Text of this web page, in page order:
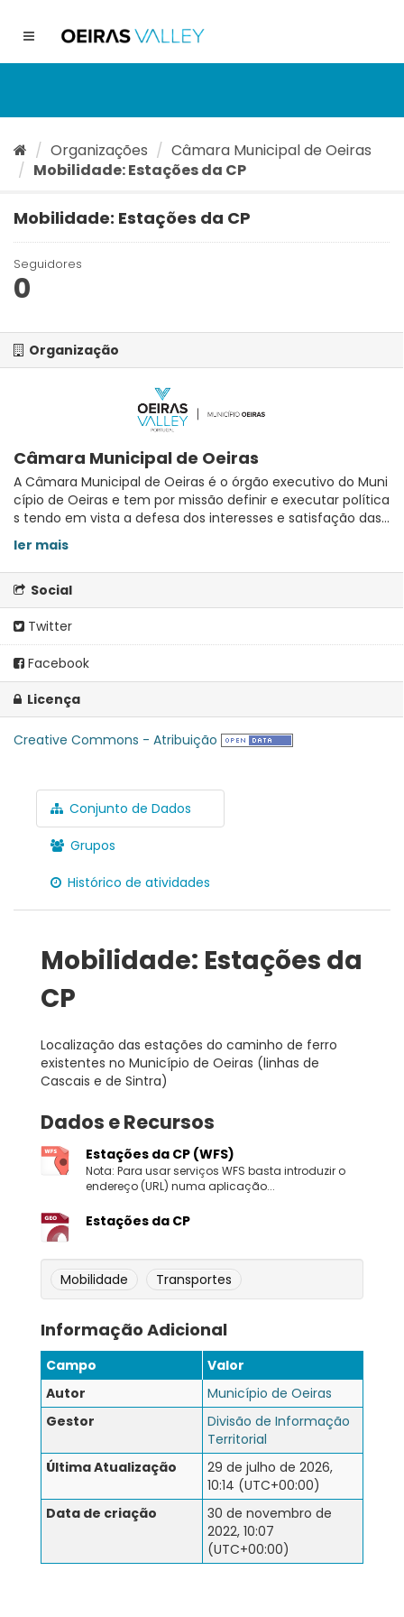
conteúdo
Toggle
Organizações
Câmara Municipal de Oeiras
Mobilidade: Estações da CP
Mobilidade: Estações da CP
Seguidores
0
Organização
Câmara Municipal de Oeiras
A Câmara Municipal de Oeiras é o órgão executivo do Muni
cípio de Oeiras e tem por missão definir e executar política
s tendo em vista a defesa dos interesses e satisfação das...
ler mais
Social
Twitter
Facebook
Licença
Creative Commons - Atribuição
Conjunto de Dados
Grupos
Histórico de atividades
Mobilidade: Estações da
CP
Localização das estações do caminho de ferro
existentes no Município de Oeiras (linhas de
Cascais e de Sintra)
Dados e Recursos
Estações da CP (WFS)
Nota: Para usar serviços WFS basta introduzir o
endereço (URL) numa aplicação...
Estações da CP
Mobilidade Transportes
Informação Adicional
Campo
Valor
Autor
Município de Oeiras
Gestor
Divisão de Informação
Territorial
Última Atualização
29 de julho de 2026,
10:14 (UTC+00:00)
Data de criação
30 de novembro de
2022, 10:07
(UTC+00:00)